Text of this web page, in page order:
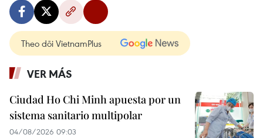
Theo dõi VietnamPlus
VER MÁS
Ciudad Ho Chi Minh apuesta por un
sistema sanitario multipolar
04/08/2026 09:03